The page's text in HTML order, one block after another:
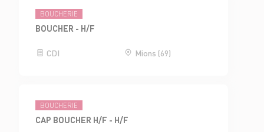
BOUCHERIE
BOUCHER - H/F
CDI Mions (69)
BOUCHERIE
CAP BOUCHER H/F - H/F